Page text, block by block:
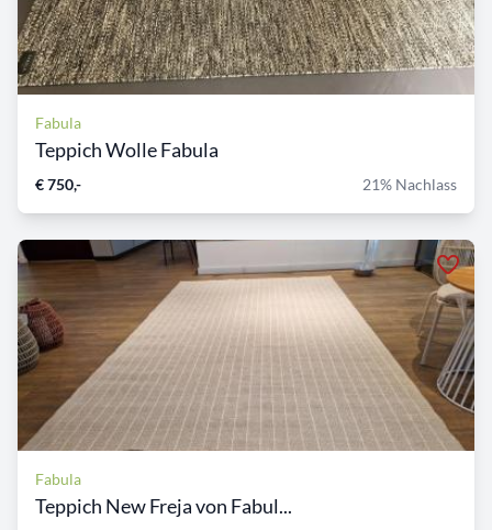
Fabula
Teppich Wolle Fabula
€ 750,- 21% Nachlass
Fabula
Teppich New Freja von Fabul...